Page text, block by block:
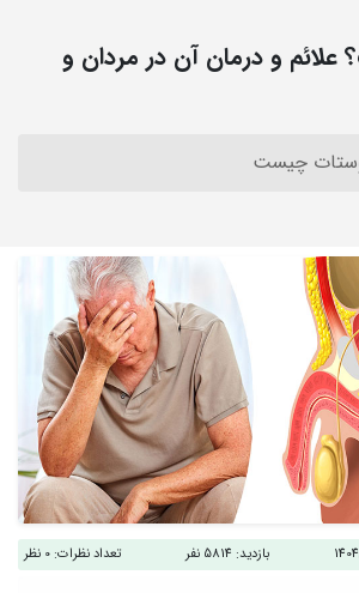
و درمان آن در مردان و
چیست
بازدید: 5814 نفر تعداد نظرات: 0 نظر